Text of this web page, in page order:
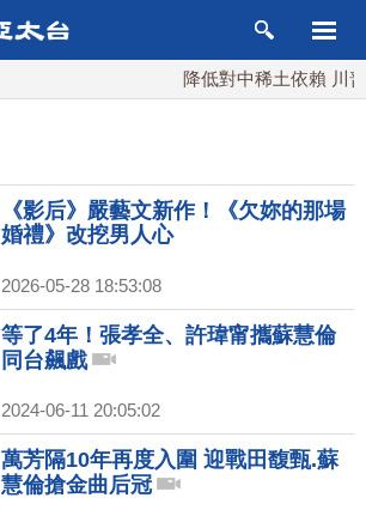
降低對中稀土依賴 川普
《影后》嚴藝文新作！《欠妳的那場
婚禮》改挖男人心
2026-05-28 18:53:08
等了4年！張孝全、許瑋甯攜蘇慧倫
同台飆戲
2024-06-11 20:05:02
萬芳隔10年再度入圍 迎戰田馥甄.蘇
慧倫搶金曲后冠